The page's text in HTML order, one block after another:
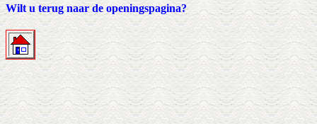
Wilt u terug naar de openingspagina?